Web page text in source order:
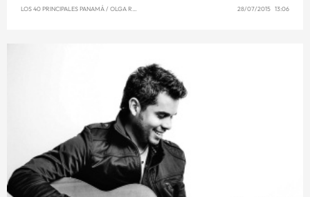
LOS 40 PRINCIPALES PANAMÁ/ OLGA REYNA 28/07/2015 13:06